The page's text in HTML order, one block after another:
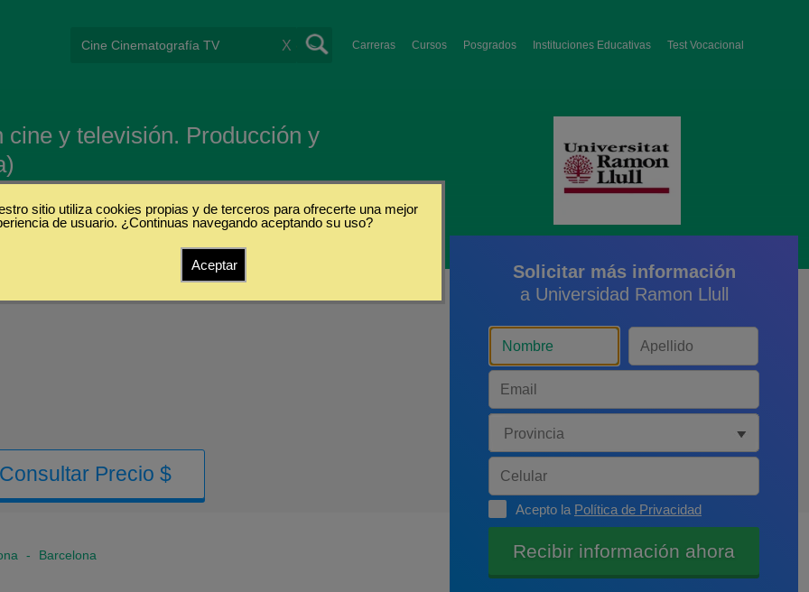
Carreras Cursos Posgrados Instituciones Educativas Test Vocacional
X
y televisión. Producción y
Consultar Precio $
- Barcelona
Solicitar más información
a Universidad Ramon Llull
Acepto la Política de Privacidad
sitio utiliza cookies propias y de terceros para ofrecerte una mejor
de usuario. ¿Continuas navegando aceptando su uso?
Aceptar